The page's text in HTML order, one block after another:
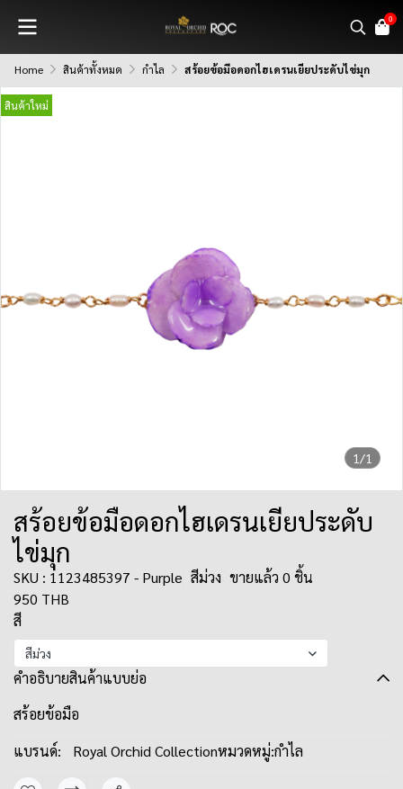
0
Home สินค้าทั้งหมด กำไล สร้อยข้อมือดอกไฮเดรนเยียประดับไข่มุก
1/1
สินค้าใหม่
สร้อยข้อมือดอกไฮเดรนเยียประดับ
ไข่มุก
SKU : 1123485397 - Purple สีม่วง ขายแล้ว 0 ชิ้น
950 THB
สี
สีม่วง
คำอธิบายสินค้าแบบย่อ
สร้อยข้อมือ
แบรนด์:
Royal Orchid Collectionหมวดหมู่:กำไล